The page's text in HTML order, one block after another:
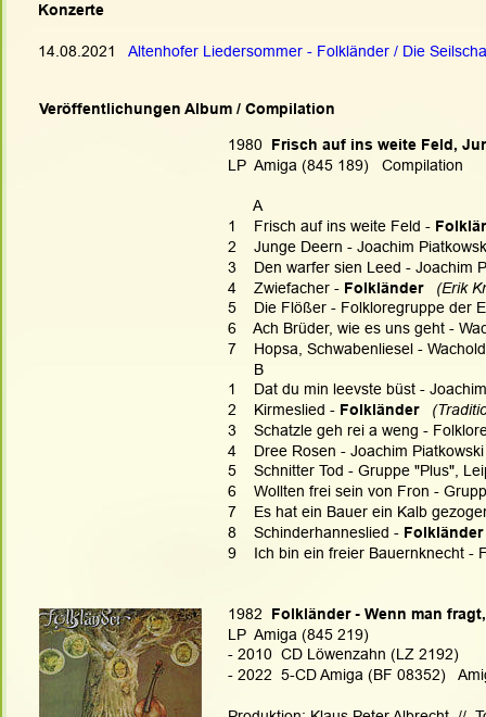
1980 Frisch auf ins weite Feld,
LP  Amiga (845 189)   Compilation
      A
1    Frisch auf ins weite Feld -
2    Junge Deern - Joachim
3    Den warfer sien Leed - Joachim
4    Zwiefacher - Folkländer
(Erik
5    Die Flößer - Folkloregruppe der
6    Ach Brüder, wie es uns geht -
7    Hopsa, Schwabenliesel -
      B
1    Dat du min leevste büst -
2    Kirmeslied - Folkländer
3    Schatzle geh rei a weng -
4    Dree Rosen - Joachim
5    Schnitter Tod - Gruppe "Plus",
6    Wollten frei sein von Fron -
7    Es hat ein Bauer ein Kalb
8    Schinderhanneslied - Folkländer
9    Ich bin ein freier Bauernknecht -
1982 Folkländer - Wenn man
LP  Amiga (845 219)
- 2010  CD Löwenzahn (LZ 2192)
- 2022  5-CD Amiga (BF 08352)
Konzerte
14.08.2021 Altenhofer Liedersommer - Folkländer / Die
Veröffentlichungen Album / Compilation